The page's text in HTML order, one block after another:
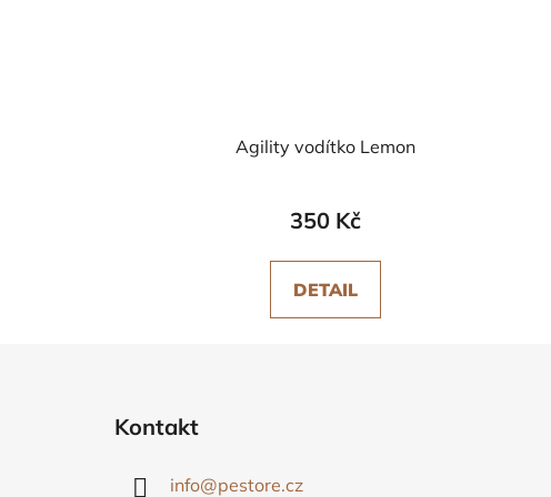
Agility vodítko Lemon
350 Kč
DETAIL
Kontakt
info@pestore.cz